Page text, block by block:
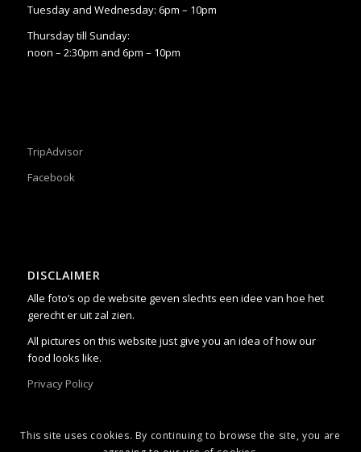
Tuesday and Wednesday: 6pm – 10pm
Thursday till Sunday:
noon – 2:30pm and 6pm – 10pm
TripAdvisor
Facebook
DISCLAIMER
Alle foto’s op de website geven slechts een idee van hoe het
gerecht er uit zal zien.
All pictures on this website just give you an idea of how our
food looks like.
Privacy Policy
This site uses cookies. By continuing to browse the site, you are